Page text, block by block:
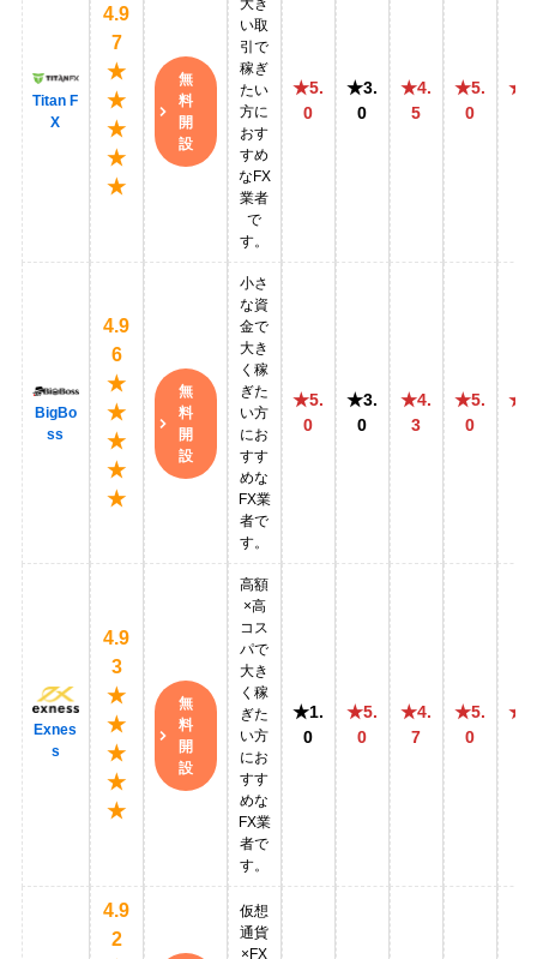
Titan F
X
4.9
7
★
★
★
★
★
無
料
開
設
大き
い取
引で
稼ぎ
たい
方に
おす
すめ
なFX
業者
で
す。
★5.
0
★3.
0
★4.
5
★5.
0
BigBo
ss
4.9
6
★
★
★
★
★
無
料
開
設
小さ
な資
金で
大き
く稼
ぎた
い方
にお
すす
めな
FX業
者で
す。
★5.
0
★3.
0
★4.
3
★5.
0
Exnes
s
4.9
3
★
★
★
★
★
無
料
開
設
高額
×高
コス
パで
大き
く稼
ぎた
い方
にお
すす
めな
FX業
者で
す。
★1.
0
★5.
0
★4.
7
★5.
0
4.9
2
仮想
通貨
×FX